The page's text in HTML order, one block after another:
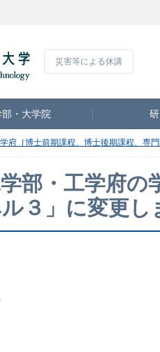
災害等による休講
部・大学院
府［博士前期課程、博士後期課程、専門
部・工学府の
ル３」に変更し